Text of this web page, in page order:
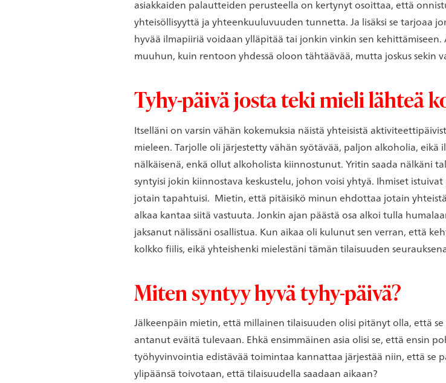
asiakkaiden palautteiden perusteella on kertynyt osoittaa, että
yhteisöllisyyttä ja yhteenkuuluvuuden tunnetta. Ja lisäksi se tarjoaa
hyvää ilmapiiriä voidaan ylläpitää tai jonkin vinkin sen
muuhun, kuin rentoon yhdessä oloon tähtäävää, mutta joskus sekin
Tyhy-päivä josta teki mieli lähteä
Itselläni on varsin vähän kokemuksia näistä yhteisistä
mieleen. Tarjolle oli järjestetty vähän syötävää, paljon alkoholia,
nälkäisenä, enkä ollut alkoholista kiinnostunut. Yritin saada nälkäni
syntyisi jokin kiinnostava keskustelu, johon voisi yhtyä. Ihmiset
jotain tapahtuisi. Mietin, että pitäisikö minun ehdottaa jotain
alkaa kantaa siitä vastuuta. Jonkin ajan päästä osa alkoi tulla
jaksanut nälissäni osallistua. Kun aikaa oli kulunut sen verran, että
kolkko fiilis, eikä yhteishenki mielestäni tämän tilaisuuden
Miten syntyy hyvä tyhy-päivä?
Jälkeenpäin mietin, että millainen tilaisuuden olisi pitänyt olla, että
antanut eväitä tulevaan. Ehkä ensimmäinen asia olisi se, että ensin
työhyvinvointia edistävää toimintaa kannattaa järjestää niin, että se
ylipäänsä toivotaan, että tilaisuudella saadaan aikaan?